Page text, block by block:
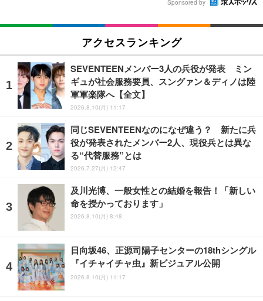
Sponsored by
アクセスランキング
SEVENTEENメンバー3人の兵役が発表 ミン
ギュが社会服務要員、スングァン＆ディノは陸
軍軍楽隊へ【全文】
2026.8.10(月) 11:17
同じSEVENTEENなのになぜ違う？ 新たに兵
役が発表されたメンバー2人、現役兵とは異な
る“代替服務”とは
2026.7.27(月) 12:47
及川光博、一般女性との結婚を報告！「新しい
命を授かっております」
2026.8.10(月) 8:48
日向坂46、正源司陽子センターの18thシングル
『イチャイチャ虫』新ビジュアル公開
2026.8.10(月) 11:17